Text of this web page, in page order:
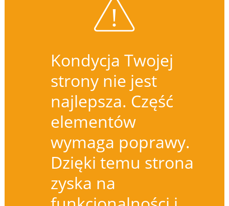
Kondycja Twojej
strony nie jest
najlepsza. Część
elementów
wymaga poprawy.
Dzięki temu strona
zyska na